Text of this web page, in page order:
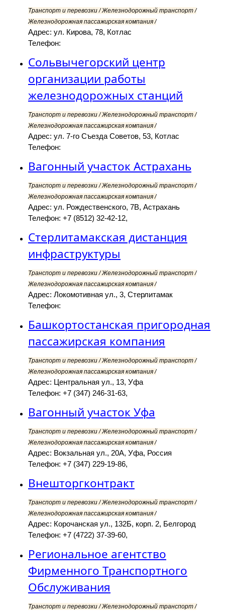
Транспорт и перевозки / Железнодорожный транспорт /
Железнодорожная пассажирская компания /
Адрес: ул. Кирова, 78, Котлас
Телефон:
Сольвычегорский центр
организации работы
железнодорожных станций
Транспорт и перевозки / Железнодорожный транспорт /
Железнодорожная пассажирская компания /
Адрес: ул. 7-го Съезда Советов, 53, Котлас
Телефон:
Вагонный участок Астрахань
Транспорт и перевозки / Железнодорожный транспорт /
Железнодорожная пассажирская компания /
Адрес: ул. Рождественского, 7В, Астрахань
Телефон: +7 (8512) 32-42-12,
Стерлитамакская дистанция
инфраструктуры
Транспорт и перевозки / Железнодорожный транспорт /
Железнодорожная пассажирская компания /
Адрес: Локомотивная ул., 3, Стерлитамак
Телефон:
Башкортостанская пригородная
пассажирская компания
Транспорт и перевозки / Железнодорожный транспорт /
Железнодорожная пассажирская компания /
Адрес: Центральная ул., 13, Уфа
Телефон: +7 (347) 246-31-63,
Вагонный участок Уфа
Транспорт и перевозки / Железнодорожный транспорт /
Железнодорожная пассажирская компания /
Адрес: Вокзальная ул., 20А, Уфа, Россия
Телефон: +7 (347) 229-19-86,
Внешторгконтракт
Транспорт и перевозки / Железнодорожный транспорт /
Железнодорожная пассажирская компания /
Адрес: Корочанская ул., 132Б, корп. 2, Белгород
Телефон: +7 (4722) 37-39-60,
Региональное агентство
Фирменного Транспортного
Обслуживания
Транспорт и перевозки / Железнодорожный транспорт /